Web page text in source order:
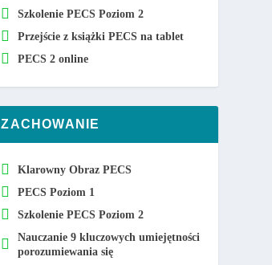
Szkolenie PECS Poziom 2
Przejście z książki PECS na tablet
PECS 2 online
ZACHOWANIE
Klarowny Obraz PECS
PECS Poziom 1
Szkolenie PECS Poziom 2
Nauczanie 9 kluczowych umiejętności
porozumiewania się